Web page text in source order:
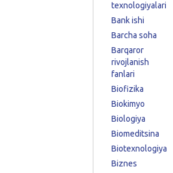
texnologiyalari
Bank ishi
Barcha soha
Barqaror
rivojlanish
fanlari
Biofizika
Biokimyo
Biologiya
Biomeditsina
Biotexnologiya
Biznes